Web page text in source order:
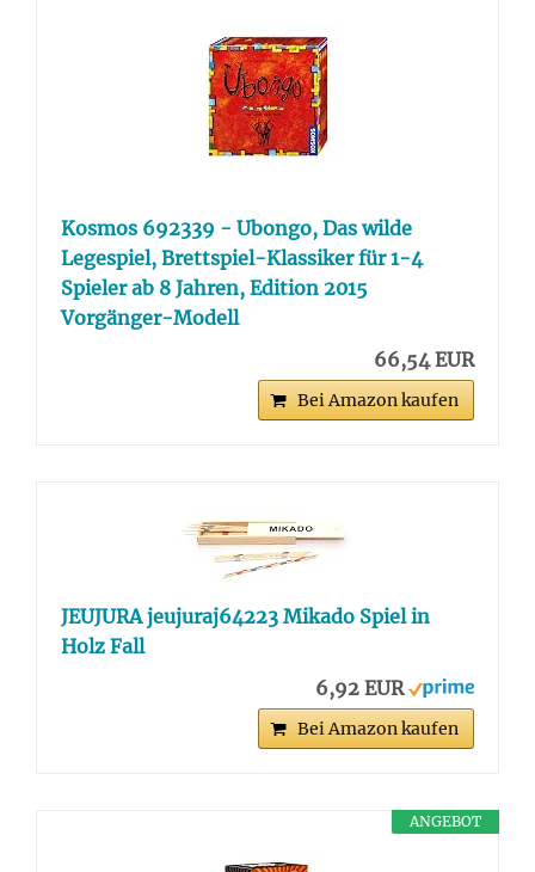
Kosmos 692339 - Ubongo, Das wilde
Legespiel, Brettspiel-Klassiker für 1-4
Spieler ab 8 Jahren, Edition 2015
Vorgänger-Modell
66,54 EUR
Bei Amazon kaufen
JEUJURA jeujuraj64223 Mikado Spiel in
Holz Fall
6,92 EUR
Bei Amazon kaufen
ANGEBOT